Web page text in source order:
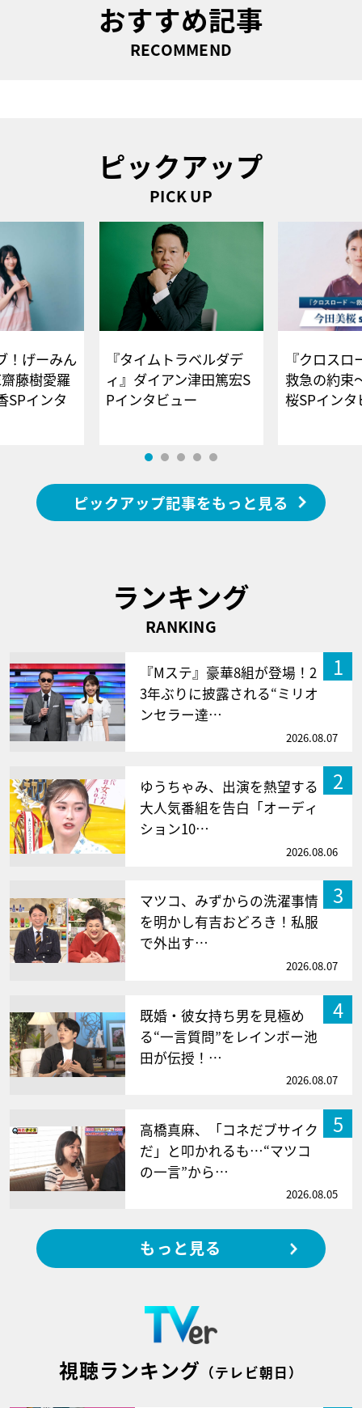
おすすめ記事
RECOMMEND
ピックアップ
PICK UP
！げーみん
藤樹愛羅
SPインタ
『タイムトラベルダデ
ィ』ダイアン津田篤宏S
Pインタビュー
『クロス
救急の約束
桜SPイ
ピックアップ記事をもっと見る
ランキング
RANKING
1
『Mステ』豪華8組が登場！2
3年ぶりに披露される“ミリオ
ンセラー達…
2026.08.07
2
ゆうちゃみ、出演を熱望する
大人気番組を告白「オーディ
ション10…
2026.08.06
3
マツコ、みずからの洗濯事情
を明かし有吉おどろき！私服
で外出す…
2026.08.07
4
既婚・彼女持ち男を見極め
る“一言質問”をレインボー池
田が伝授！…
2026.08.07
5
高橋真麻、「コネだブサイク
だ」と叩かれるも…“マツコ
の一言”から…
2026.08.05
もっと見る
視聴ランキング （テレビ朝日）